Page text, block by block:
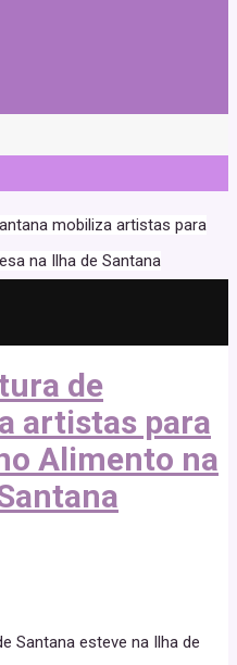
mobiliza artistas para
na Ilha de Santana
de
artistas para
Alimento na
Santana esteve na Ilha de